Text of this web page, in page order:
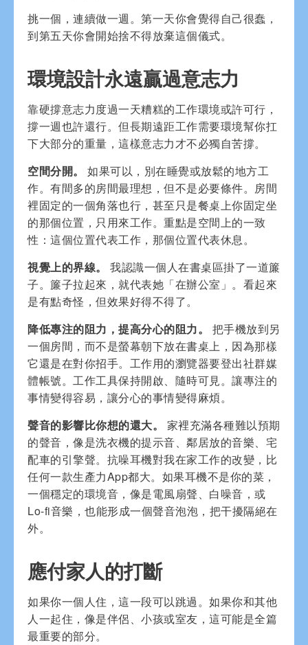
挑一個，連續做一週。第一天你會覺得自己很蠢，
到第五天你會開始捨不得放棄這個儀式。
環境設計永遠贏過意志力
靠硬撐意志力度過一天糟糕的工作環境或許可行，
撐一週也許還行。但長期遠距工作需要環境幫你扛
下大部分的重量，這樣意志力才不必獨自苦撐。
空間分開。
如果可以，別在睡覺或放鬆的地方工
作。有間多的房間最理想，但不是必要條件。房間
裡固定的一個角落也行，甚至只是餐桌上你固定坐
的那個位置，只用來工作。重點是空間上的一致
性：這個位置代表工作，那個位置代表休息。
視覺上的界線。
我認識一個人在書桌區掛了一道簾
子。簾子拉起來，就代表她「在辦公室」。看起來
是有點奇怪，但效果好得不得了。
降低專注的阻力，提高分心的阻力。
把手機放到另
一個房間，而不是螢幕朝下放在書桌上，因為那樣
它還是在對你招手。工作用的瀏覽器要登出社群媒
體帳號。工作工具保持開啟、隨時可見。讓專注的
事情變得容易，讓分心的事情變得麻煩。
聲音的影響比你想的還大。
家裡充滿各種難以預期
的聲音，像是洗衣機的提示音、鄰居放的音樂、宅
配車的引擎聲。抗噪耳機對我在家工作的改變，比
任何一款生產力App都大。如果耳機不是你的菜，
一個穩定的環境音，像是電風扇聲、白噪音，或
Lo-fi音樂，也能形成一個聲音泡泡，把干擾隔絕在
外。
應付家人的打斷
如果你一個人住，這一段可以跳過。如果你和其他
人一起住，像是伴侶、小孩或室友，這可能是全篇
最重要的部分。